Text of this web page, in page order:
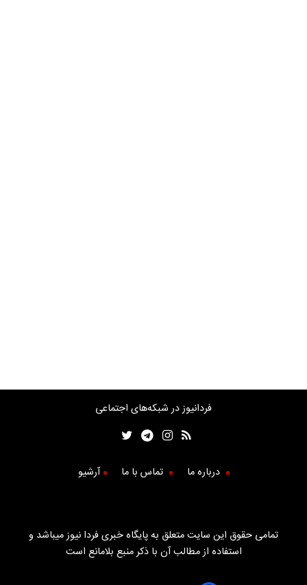
فردانیوز در شبکه‌های اجتماعی
درباره ما تماس با ما آرشیو
تمامی حقوق این سایت متعلق به پایگاه خبری فردا نیوز میباشد و
استفاده از مطالب آن با ذکر منبع بلامانع است